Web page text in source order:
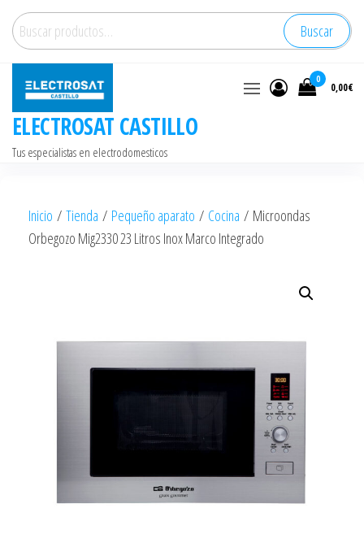
Saltar
contenido
Buscar
por:
Buscar
ELECTROSAT CASTILLO
Tus especialistas en electrodomesticos
0
0,00€
Inicio / Tienda / Pequeño aparato / Cocina / Microondas
Orbegozo Mig2330 23 Litros Inox Marco Integrado